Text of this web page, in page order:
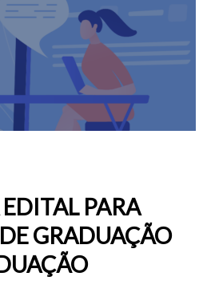
PARA
GRADUAÇÃO